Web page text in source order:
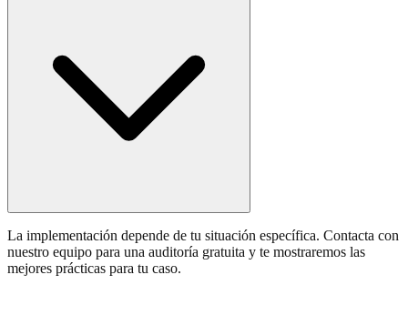
La implementación depende de tu situación específica. Contacta con
nuestro equipo para una auditoría gratuita y te mostraremos las
mejores prácticas para tu caso.